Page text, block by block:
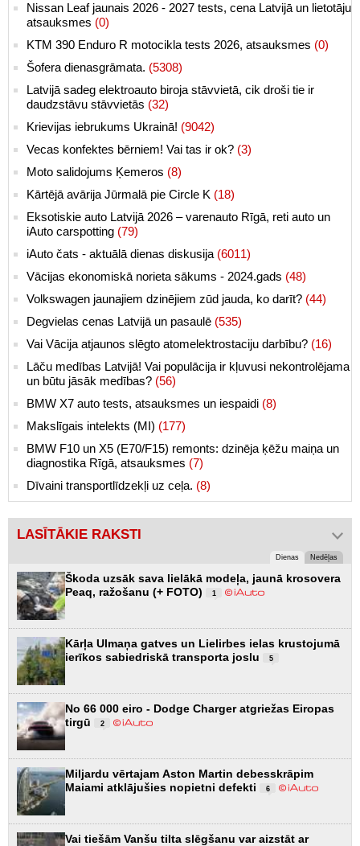
Nissan Leaf jaunais 2026 - 2027 tests, cena Latvijā un lietotāju
atsauksmes (0)
KTM 390 Enduro R motocikla tests 2026, atsauksmes (0)
Šofera dienasgrāmata. (5308)
Latvijā sadeg elektroauto biroja stāvvietā, cik droši tie ir
daudzstāvu stāvvietās (32)
Krievijas iebrukums Ukrainā! (9042)
Vecas konfektes bērniem! Vai tas ir ok? (3)
Moto salidojums Ķemeros (8)
Kārtējā avārija Jūrmalā pie Circle K (18)
Eksotiskie auto Latvijā 2026 – varenauto Rīgā, reti auto un
iAuto carspotting (79)
iAuto čats - aktuālā dienas diskusija (6011)
Vācijas ekonomiskā norieta sākums - 2024.gads (48)
Volkswagen jaunajiem dzinējiem zūd jauda, ko darīt? (44)
Degvielas cenas Latvijā un pasaulē (535)
Vai Vācija atjaunos slēgto atomelektrostaciju darbību? (16)
Lāču medības Latvijā! Vai populācija ir kļuvusi nekontrolējama
un būtu jāsāk medības? (56)
BMW X7 auto tests, atsauksmes un iespaidi (8)
Makslīgais intelekts (MI) (177)
BMW F10 un X5 (E70/F15) remonts: dzinēja ķēžu maiņa un
diagnostika Rīgā, atsauksmes (7)
Dīvaini transportlīdzekļi uz ceļa. (8)
LASĪTĀKIE RAKSTI
Dienas Nedēļas
Škoda uzsāk sava lielākā modeļa, jaunā krosovera
Peaq, ražošanu (+ FOTO)
1
Kārļa Ulmaņa gatves un Lielirbes ielas krustojumā
ierīkos sabiedriskā transporta joslu
5
No 66 000 eiro - Dodge Charger atgriežas Eiropas
tirgū
2
Miljardu vērtajam Aston Martin debesskrāpim
Maiami atklājušies nopietni defekti
6
Vai tiešām Vanšu tilta slēgšanu var aizstāt ar